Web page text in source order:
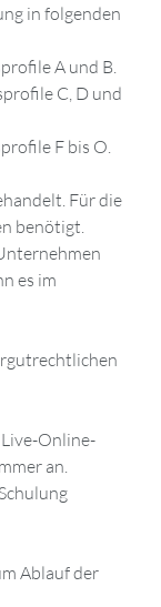
in folgenden
A und B.
C, D und
F bis O.
Für die
benötigt.
es im
Online-
an.
Ablauf der